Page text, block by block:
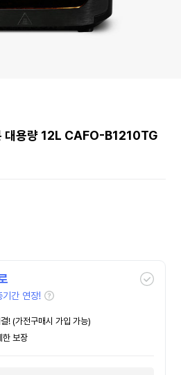
대용량 12L CAFO-B1210TG
간 연장!
! (가전구매시 가입 가능)
한 보장